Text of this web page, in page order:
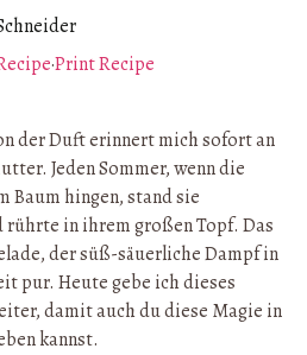
·Print Recipe
der Duft erinnert mich sofort an
Jeden Sommer, wenn die
Baum hingen, stand sie
rührte in ihrem großen Topf. Das
der süß-säuerliche Dampf in
pur. Heute gebe ich dieses
damit auch du diese Magie in
kannst.